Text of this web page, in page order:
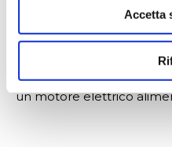
Accetta
pratici e maneggevoli.
per l’impiego sia in
professionale. Stessi
E-SPORT
un motore elettrico